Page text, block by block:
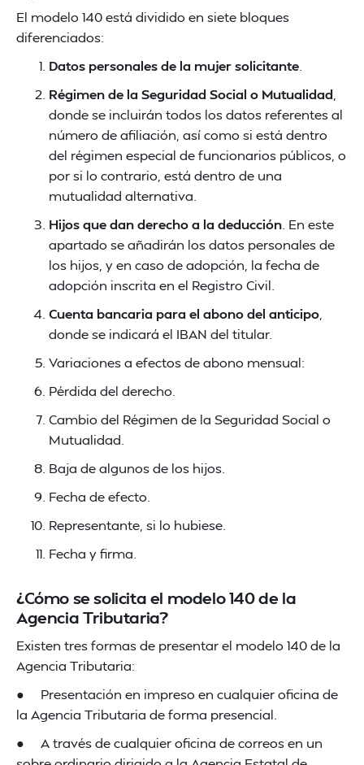
El modelo 140 está dividido en siete bloques
diferenciados:
Datos personales de la mujer solicitante
Régimen de la Seguridad Social o Mutualidad
donde se incluirán todos los datos referentes al
número de afiliación, así como si está dentro
del régimen especial de funcionarios públicos, o
por si lo contrario, está dentro de una
mutualidad alternativa.
Hijos que dan derecho a la deducción . En este
apartado se añadirán los datos personales de
los hijos, y en caso de adopción, la fecha de
adopción inscrita en el Registro Civil.
Cuenta bancaria para el abono del anticipo
donde se indicará el IBAN del titular.
Variaciones a efectos de abono mensual:
Pérdida del derecho.
Cambio del Régimen de la Seguridad Social o
Mutualidad.
Baja de algunos de los hijos.
Fecha de efecto.
Representante, si lo hubiese.
Fecha y firma.
¿Cómo se solicita el modelo 140 de la
Agencia Tributaria?
Existen tres formas de presentar el modelo 140 de la
Agencia Tributaria:
● Presentación en impreso en cualquier oficina de
la Agencia Tributaria de forma presencial.
● A través de cualquier oficina de correos en un